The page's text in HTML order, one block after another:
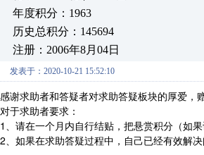
年度积分：1963
历史总积分：145694
注册：2006年8月04日
发表于：2020-10-21 15:52:10
感谢求助者和答疑者对求助答疑板块的厚爱，
对于求助者要求：
1、请在一个月内自行结贴，把悬赏积分（如
2、如果在求助答疑过程中，自己已经有效解